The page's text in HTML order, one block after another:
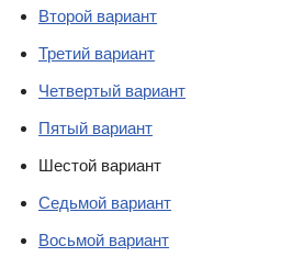
Второй вариант
Третий вариант
Четвертый вариант
Пятый вариант
Шестой вариант
Седьмой вариант
Восьмой вариант